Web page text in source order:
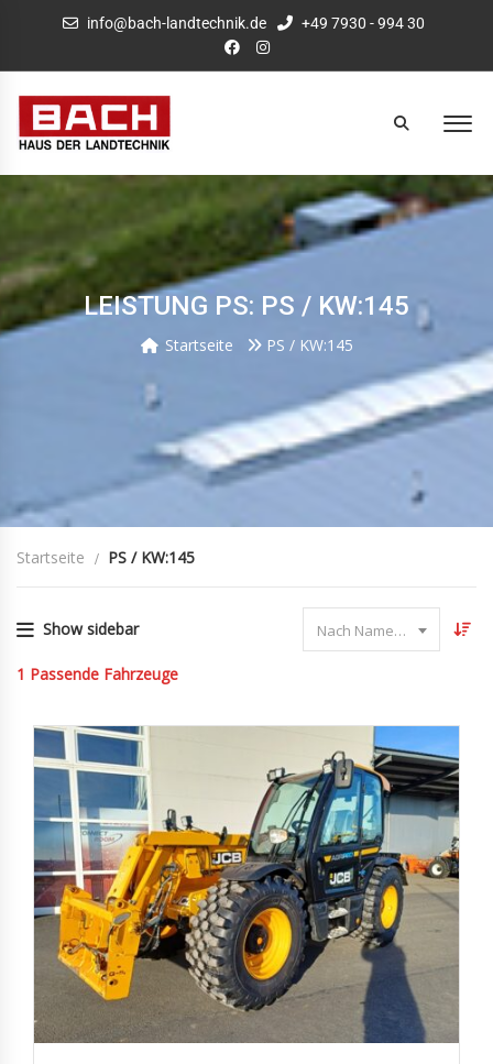
info@bach-landtechnik.de +49 7930 - 994 30
LEISTUNG PS: PS / KW:145
Startseite PS / KW:145
Startseite PS / KW:145
Show sidebar Nach Name sortieren
1 Passende Fahrzeuge